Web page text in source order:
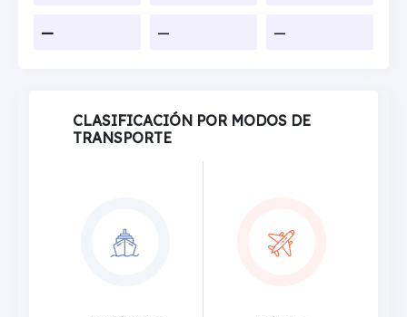
— — —
CLASIFICACIÓN POR MODOS DE
TRANSPORTE